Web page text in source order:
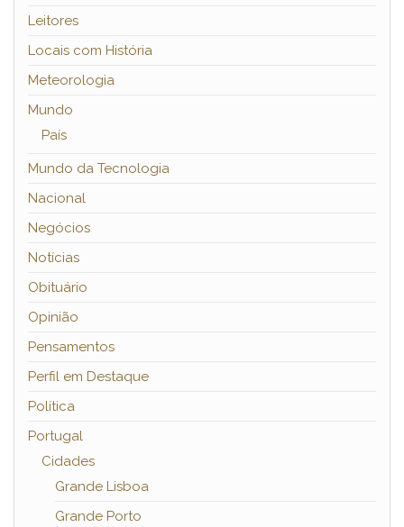
Leitores
Locais com História
Meteorologia
Mundo
País
Mundo da Tecnologia
Nacional
Negócios
Notícias
Obituário
Opinião
Pensamentos
Perfil em Destaque
Política
Portugal
Cidades
Grande Lisboa
Grande Porto